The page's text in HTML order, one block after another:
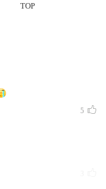
TOP
5